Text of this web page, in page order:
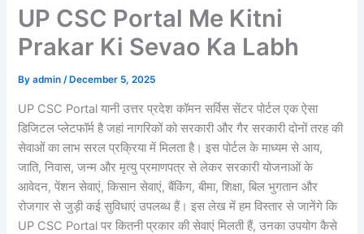
UP CSC Portal Me Kitni
Prakar Ki Sevao Ka Labh
Byadmin/ December 5, 2025
UP CSC Portal यानी उत्तर प्रदेश कॉमन सर्विस सेंटर पोर्टल एक ऐसा
डिजिटल प्लेटफॉर्म है जहां नागरिकों को सरकारी और गैर सरकारी दोनों तरह की
सेवाओं का लाभ सरल प्रक्रिया में मिलता है। इस पोर्टल के माध्यम से आय,
जाति, निवास, जन्म और मृत्यु प्रमाणपत्र से लेकर सरकारी योजनाओं के
आवेदन, पेंशन सेवाएं, किसान सेवाएं, बैंकिंग, बीमा, शिक्षा, बिल भुगतान और
रोजगार से जुड़ी कई सुविधाएं उपलब्ध हैं। इस लेख में हम विस्तार से जानेंगे कि
UP CSC Portal पर कितनी प्रकार की सेवाएं मिलती हैं, उनका उपयोग कैसे